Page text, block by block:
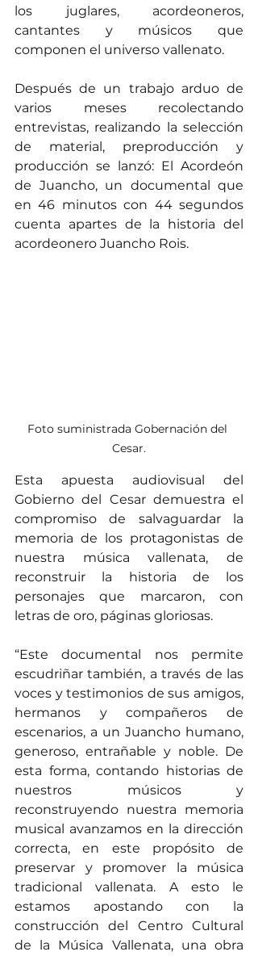
los juglares, acordeoneros,
cantantes y músicos que
componen el universo vallenato.
Después de un trabajo arduo de
varios meses recolectando
entrevistas, realizando la selección
de material, preproducción y
producción se lanzó: El Acordeón
de Juancho, un documental que
en 46 minutos con 44 segundos
cuenta apartes de la historia del
acordeonero Juancho Rois.
Foto suministrada Gobernación del
Cesar.
Esta apuesta audiovisual del
Gobierno del Cesar demuestra el
compromiso de salvaguardar la
memoria de los protagonistas de
nuestra música vallenata, de
reconstruir la historia de los
personajes que marcaron, con
letras de oro, páginas gloriosas.
“Este documental nos permite
escudriñar también, a través de las
voces y testimonios de sus amigos,
hermanos y compañeros de
escenarios, a un Juancho humano,
generoso, entrañable y noble. De
esta forma, contando historias de
nuestros músicos y
reconstruyendo nuestra memoria
musical avanzamos en la dirección
correcta, en este propósito de
preservar y promover la música
tradicional vallenata. A esto le
estamos apostando con la
construcción del Centro Cultural
de la Música Vallenata, una obra